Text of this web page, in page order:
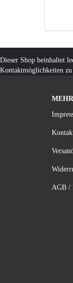
Dieser Shop beinhaltet
Kontaktmöglichkeiten zu
AGB /